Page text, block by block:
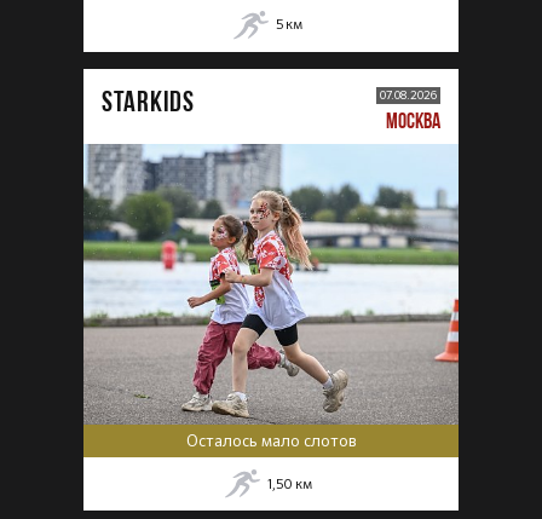
5 км
STARKIDS 07.08.2026
МОСКВА
Осталось мало слотов
1,50 км